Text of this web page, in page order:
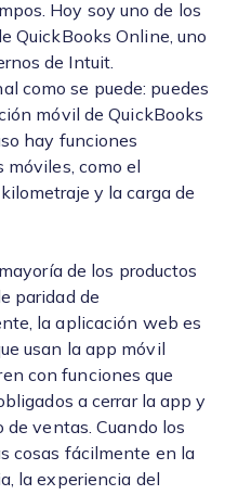
Hoy soy uno de los
QuickBooks Online, uno
de Intuit.
como se puede: puedes
móvil de QuickBooks
hay funciones
como el
y la carga de
de los productos
paridad de
la aplicación web es
usan la app móvil
con funciones que
a cerrar la app y
de ventas. Cuando los
cosas fácilmente en la
la experiencia del